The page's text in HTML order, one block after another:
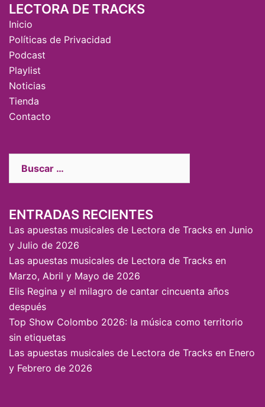
LECTORA DE TRACKS
Inicio
Políticas de Privacidad
Podcast
Playlist
Noticias
Tienda
Contacto
ENTRADAS RECIENTES
Las apuestas musicales de Lectora de Tracks en Junio
y Julio de 2026
Las apuestas musicales de Lectora de Tracks en
Marzo, Abril y Mayo de 2026
Elis Regina y el milagro de cantar cincuenta años
después
Top Show Colombo 2026: la música como territorio
sin etiquetas
Las apuestas musicales de Lectora de Tracks en Enero
y Febrero de 2026